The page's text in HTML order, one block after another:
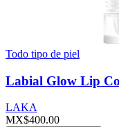
Todo tipo de piel
Labial Glow Lip
LAKA
MX$400.00